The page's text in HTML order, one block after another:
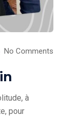
No Comments
à
pour